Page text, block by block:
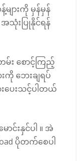
ျားကို မှန်မှန်
သုံးပြုနိုင်ရန်
မ်း‌ စောင့်ကြည့်
ကို ဘေးချရပ်
းပေးသင့်ပါတယ်
င်းနှင်ပါ ။ အဲ
ပိုတက်စေပါ